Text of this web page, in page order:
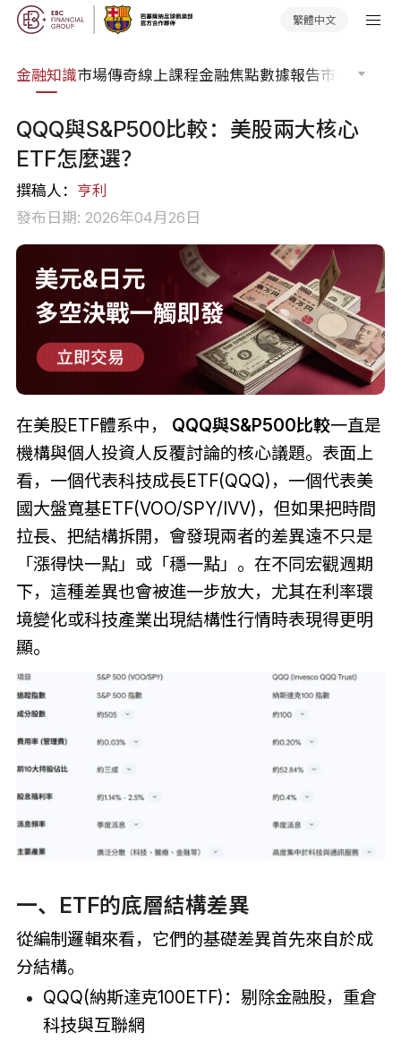
繁體中文
金融知識市場傳奇線上課程金融焦點數據報告市場分析
QQQ與S&P500比較：美股兩大核心
ETF怎麼選？
撰稿人： 亨利
發布日期: 2026年04月26日
在美股ETF體系中， QQQ與S&P500比較一直是
機構與個人投資人反覆討論的核心議題。表面上
看，一個代表科技成長ETF(QQQ)，一個代表美
國大盤寬基ETF(VOO/SPY/IVV)，但如果把時間
拉長、把結構拆開，會發現兩者的差異遠不只是
「漲得快一點」或「穩一點」。在不同宏觀週期
下，這種差異也會被進一步放大，尤其在利率環
境變化或科技產業出現結構性行情時表現得更明
顯。
一、ETF的底層結構差異
從編制邏輯來看，它們的基礎差異首先來自於成
分結構。
QQQ(納斯達克100ETF)：剔除金融股，重倉
科技與互聯網